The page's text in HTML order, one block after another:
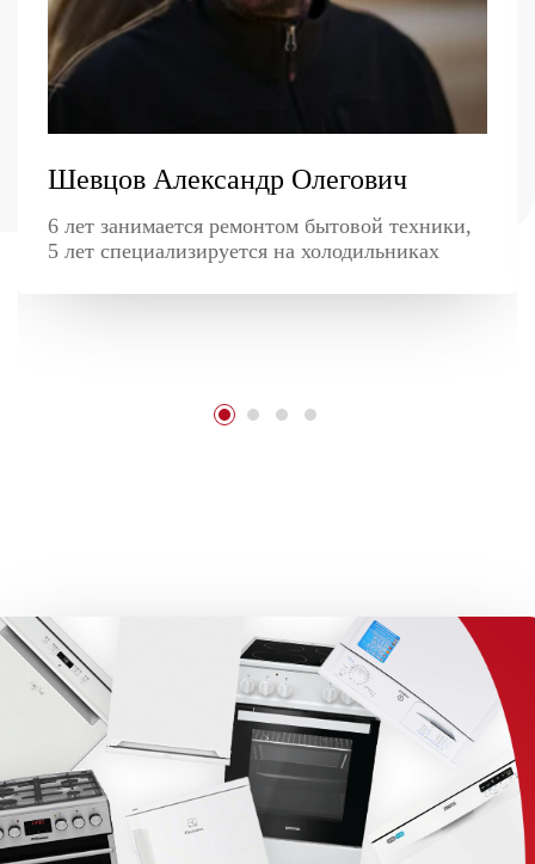
Шевцов Александр Олегович
6 лет занимается ремонтом бытовой техники,
5 лет специализируется на холодильниках